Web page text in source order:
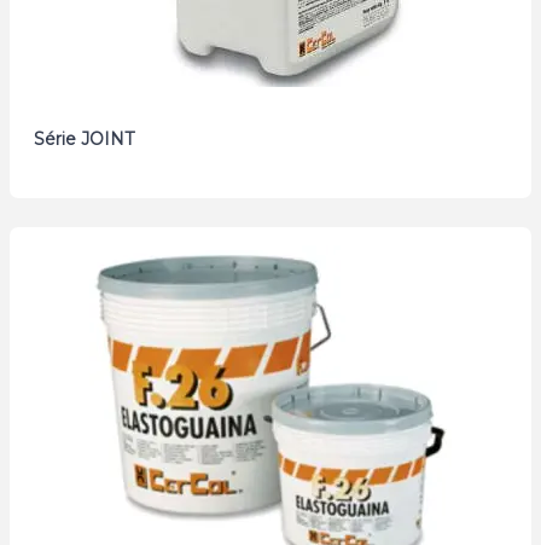
Série JOINT